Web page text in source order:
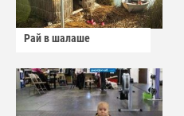
Рай в шалаше